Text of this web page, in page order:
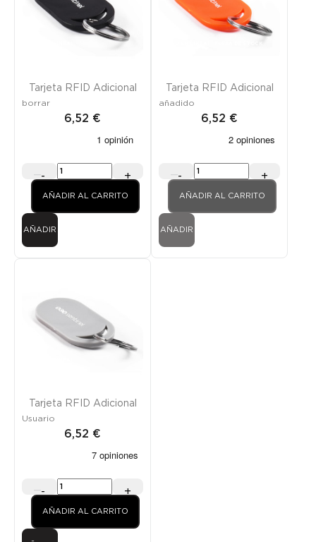
Tarjeta RFID Adicional
borrar
6,52 €
- +
AÑADIR AL CARRITO
AÑADIR
Tarjeta RFID Adicional
añadido
6,52 €
- +
AÑADIR AL CARRITO
AÑADIR
Tarjeta RFID Adicional
Usuario
6,52 €
- +
AÑADIR AL CARRITO